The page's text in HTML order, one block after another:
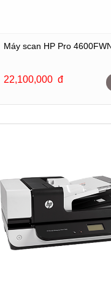
Máy scan HP Pro
22,100,000 đ